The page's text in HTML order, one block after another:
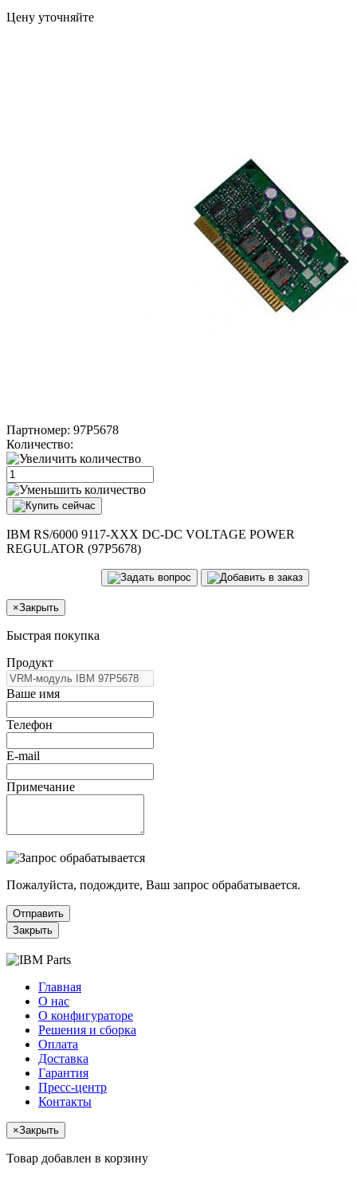
Цену уточняйте
Партномер: 97P5678
Количество:
IBM RS/6000 9117-XXX DC-DC VOLTAGE POWER
REGULATOR (97P5678)
×Закрыть
Быстрая покупка
Продукт
Ваше имя
Телефон
E-mail
Примечание
Пожалуйста, подождите, Ваш запрос обрабатывается.
Отправить
Закрыть
Главная
О нас
О конфигураторе
Решения и сборка
Оплата
Доставка
Гарантия
Пресс-центр
Контакты
×Закрыть
Товар добавлен в корзину